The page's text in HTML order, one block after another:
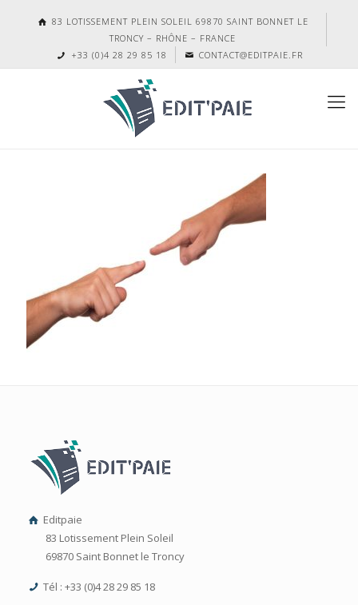
83 LOTISSEMENT PLEIN SOLEIL 69870 SAINT BONNET LE
TRONCY – RHÔNE – FRANCE
+33 (0)4 28 29 85 18
CONTACT@EDITPAIE.FR
Editpaie
83 Lotissement Plein Soleil
69870 Saint Bonnet le Troncy
Tél : +33 (0)4 28 29 85 18